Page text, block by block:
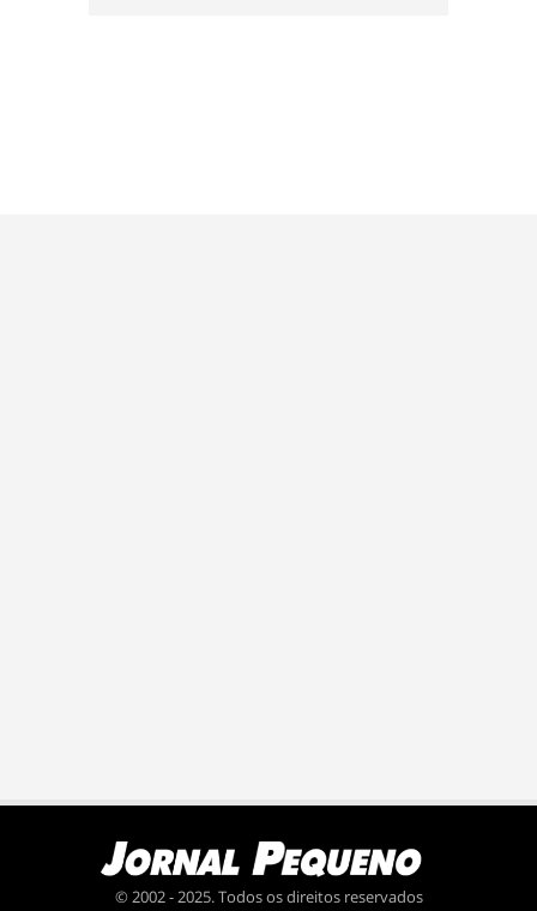
© 2002 - 2025. Todos os direitos reservados